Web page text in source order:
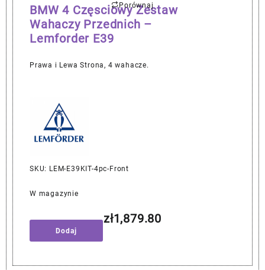
Porównaj
BMW 4 Częsciowy Zestaw
Wahaczy Przednich –
Lemforder E39
Prawa i Lewa Strona, 4 wahacze.
SKU: LEM-E39KIT-4pc-Front
W magazynie
zł1,879.80
Dodaj